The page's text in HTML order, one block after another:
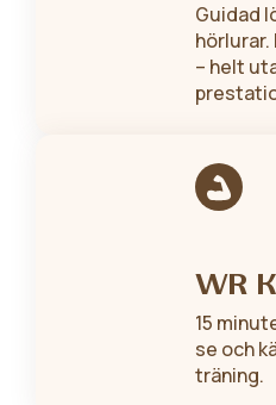
Guidad
– helt
WR
15
se och
träning.